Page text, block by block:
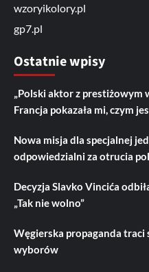
wzoryikolory.pl
gp7.pl
Ostatnie wpisy
„Polski aktor z
Francja pokazała mi, czym
Nowa misja dla specjalnej
odpowiedzialni za otrucia
Decyzja Slavko Vincića
„Tak nie wolno”
Węgierska propaganda traci
wyborów